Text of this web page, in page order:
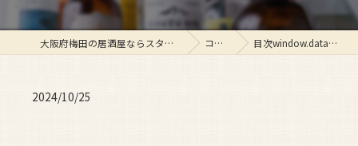
大阪府梅田の居酒屋ならスタンド ぱと コラム 目次window.dataLaye…
2024/10/25